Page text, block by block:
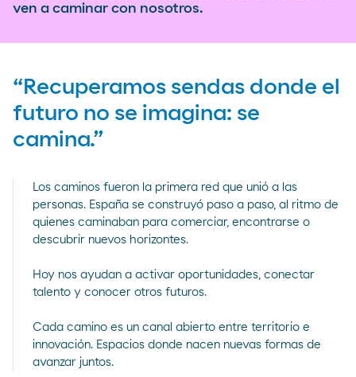
ven a caminar con nosotros.
“Recuperamos sendas donde el
futuro no se imagina: se
camina.”
Los caminos fueron la primera red que unió a las
personas. España se construyó paso a paso, al ritmo de
quienes caminaban para comerciar, encontrarse o
descubrir nuevos horizontes.
Hoy nos ayudan a activar oportunidades, conectar
talento y conocer otros futuros.
Cada camino es un canal abierto entre territorio e
innovación. Espacios donde nacen nuevas formas de
avanzar juntos.